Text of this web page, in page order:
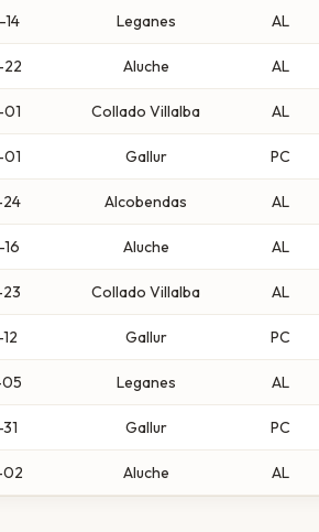
Leganes AL
Aluche AL
Collado Villalba AL
Gallur PC
Alcobendas AL
Aluche AL
Collado Villalba AL
Gallur PC
Leganes AL
Gallur PC
Aluche AL